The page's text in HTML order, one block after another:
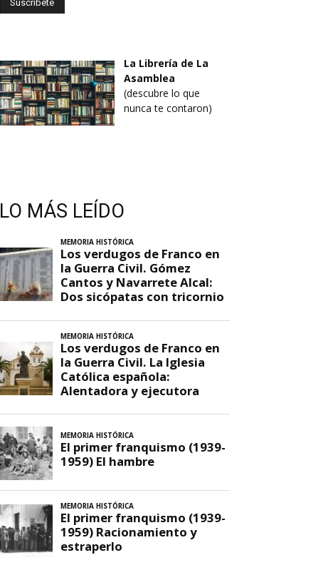
La Librería de La
Asamblea
(descubre lo que
nunca te contaron)
LO MÁS LEÍDO